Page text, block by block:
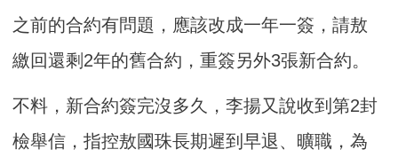
之前的合約有問題，應該改成一年一簽，請敖
繳回還剩2年的舊合約，重簽另外3張新合約。
不料，新合約簽完沒多久，李揚又說收到第2封
檢舉信，指控敖國珠長期遲到早退、曠職，為